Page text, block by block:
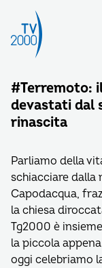
#Terremoto:
devastati dal
rinascita
Parliamo della
schiacciare dalla
Capodacqua,
la chiesa
Tg2000 è
la piccola
oggi celebriamo